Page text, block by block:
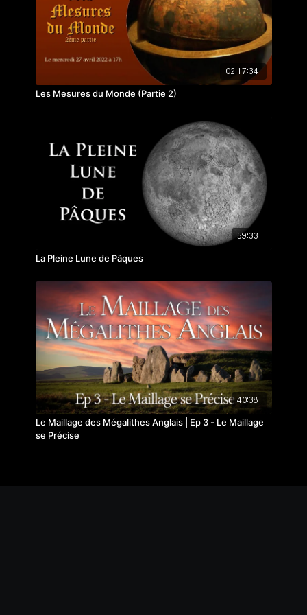
02:17:34
Les Mesures du Monde (Partie 2)
59:33
La Pleine Lune de Pâques
40:38
Le Maillage des Mégalithes Anglais | Ep 3 - Le Maillage
se Précise